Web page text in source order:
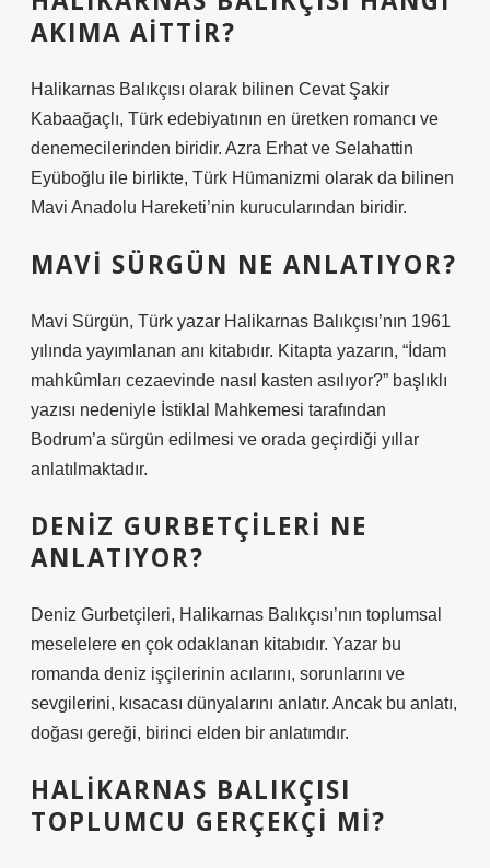
AKIMA AITTIR?
Halikarnas Balıkçısı olarak bilinen Cevat Şakir
Kabaağaçlı, Türk edebiyatının en üretken romancı ve
denemecilerinden biridir. Azra Erhat ve Selahattin
Eyüboğlu ile birlikte, Türk Hümanizmi olarak da bilinen
Mavi Anadolu Hareketi’nin kurucularından biridir.
MAVI SÜRGÜN NE ANLATIYOR?
Mavi Sürgün, Türk yazar Halikarnas Balıkçısı’nın 1961
yılında yayımlanan anı kitabıdır. Kitapta yazarın, “İdam
mahkûmları cezaevinde nasıl kasten asılıyor?” başlıklı
yazısı nedeniyle İstiklal Mahkemesi tarafından
Bodrum’a sürgün edilmesi ve orada geçirdiği yıllar
anlatılmaktadır.
DENIZ GURBETÇILERI NE
ANLATIYOR?
Deniz Gurbetçileri, Halikarnas Balıkçısı’nın toplumsal
meselelere en çok odaklanan kitabıdır. Yazar bu
romanda deniz işçilerinin acılarını, sorunlarını ve
sevgilerini, kısacası dünyalarını anlatır. Ancak bu anlatı,
doğası gereği, birinci elden bir anlatımdır.
HALIKARNAS BALIKÇISI
TOPLUMCU GERÇEKÇI MI?